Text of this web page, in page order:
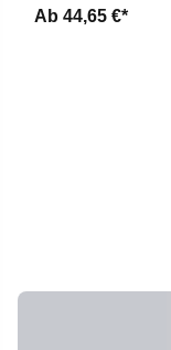
Ab 44,65 €*